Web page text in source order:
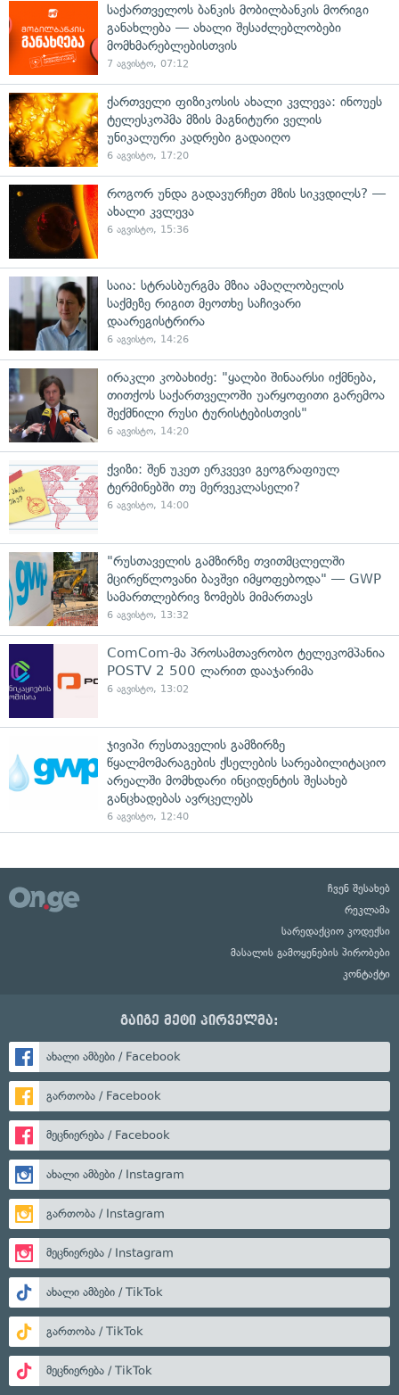
საქართველოს ბანკის მობილბანკის მორიგი
განახლება — ახალი შესაძლებლობები
მომხმარებლებისთვის
7 აგვისტო, 07:12
ქართველი ფიზიკოსის ახალი კვლევა: ინოუეს
ტელესკოპმა მზის მაგნიტური ველის
უნიკალური კადრები გადაიღო
6 აგვისტო, 17:20
როგორ უნდა გადავურჩეთ მზის სიკვდილს? —
ახალი კვლევა
6 აგვისტო, 15:36
საია: სტრასბურგმა მზია ამაღლობელის
საქმეზე რიგით მეოთხე საჩივარი
დაარეგისტრირა
6 აგვისტო, 14:26
ირაკლი კობახიძე: "ყალბი შინაარსი იქმნება,
თითქოს საქართველოში უარყოფითი გარემოა
შექმნილი რუსი ტურისტებისთვის"
6 აგვისტო, 14:20
ქვიზი: შენ უკეთ ერკვევი გეოგრაფიულ
ტერმინებში თუ მერვეკლასელი?
6 აგვისტო, 14:00
"რუსთაველის გამზირზე თვითმცლელში
მცირეწლოვანი ბავშვი იმყოფებოდა" — GWP
სამართლებრივ ზომებს მიმართავს
6 აგვისტო, 13:32
ComCom-მა პროსამთავრობო ტელეკომპანია
POSTV 2 500 ლარით დააჯარიმა
6 აგვისტო, 13:02
ჯივიპი რუსთაველის გამზირზე
წყალმომარაგების ქსელების სარეაბილიტაციო
არეალში მომხდარი ინციდენტის შესახებ
განცხადებას ავრცელებს
6 აგვისტო, 12:40
ჩვენ შესახებ
რეკლამა
სარედაქციო კოდექსი
მასალის გამოყენების პირობები
კონტაქტი
გაიგე მეტი პირველმა:
ახალი ამბები / Facebook
გართობა / Facebook
მეცნიერება / Facebook
ახალი ამბები / Instagram
გართობა / Instagram
მეცნიერება / Instagram
ახალი ამბები / TikTok
გართობა / TikTok
მეცნიერება / TikTok